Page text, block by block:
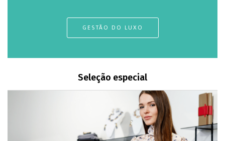
GESTÃO DO LUXO
Seleção especial